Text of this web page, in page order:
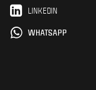
LINKEDIN
WHATSAPP